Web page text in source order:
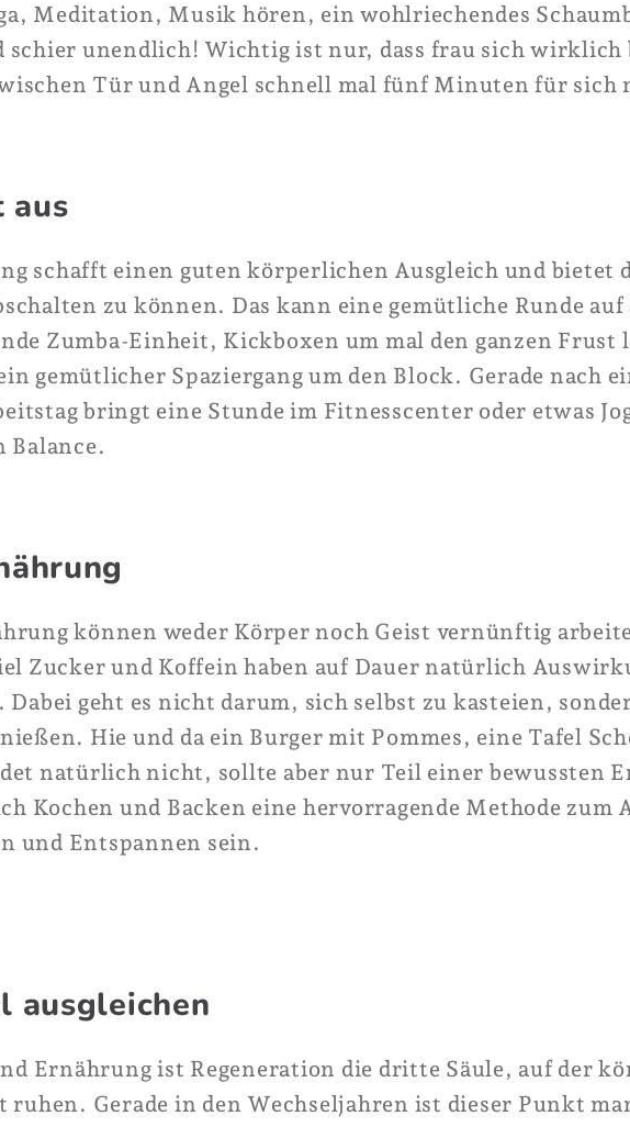
Meditation, Musik hören, ein wohlriechendes
unendlich! Wichtig ist nur, dass frau sich wirklich
Tür und Angel schnell mal fünf Minuten für sich
aus
schafft einen guten körperlichen Ausgleich und bietet
zu können. Das kann eine gemütliche Runde auf
Zumba-Einheit, Kickboxen um mal den ganzen Frust
gemütlicher Spaziergang um den Block. Gerade nach
bringt eine Stunde im Fitnesscenter oder etwas
Balance.
können weder Körper noch Geist vernünftig
Zucker und Koffein haben auf Dauer natürlich
geht es nicht darum, sich selbst zu kasteien,
Hie und da ein Burger mit Pommes, eine Tafel
natürlich nicht, sollte aber nur Teil einer bewussten
Kochen und Backen eine hervorragende Methode zum
und Entspannen sein.
ausgleichen
Ernährung ist Regeneration die dritte Säule, auf der
ruhen. Gerade in den Wechseljahren ist dieser Punkt